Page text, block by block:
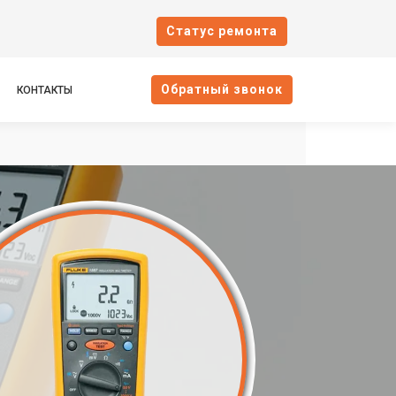
Cтатус ремонта
КОНТАКТЫ Oбратный звонок